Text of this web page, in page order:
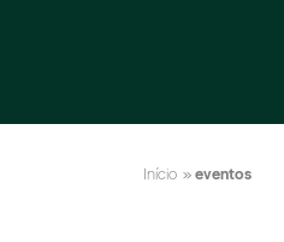
Início » eventos